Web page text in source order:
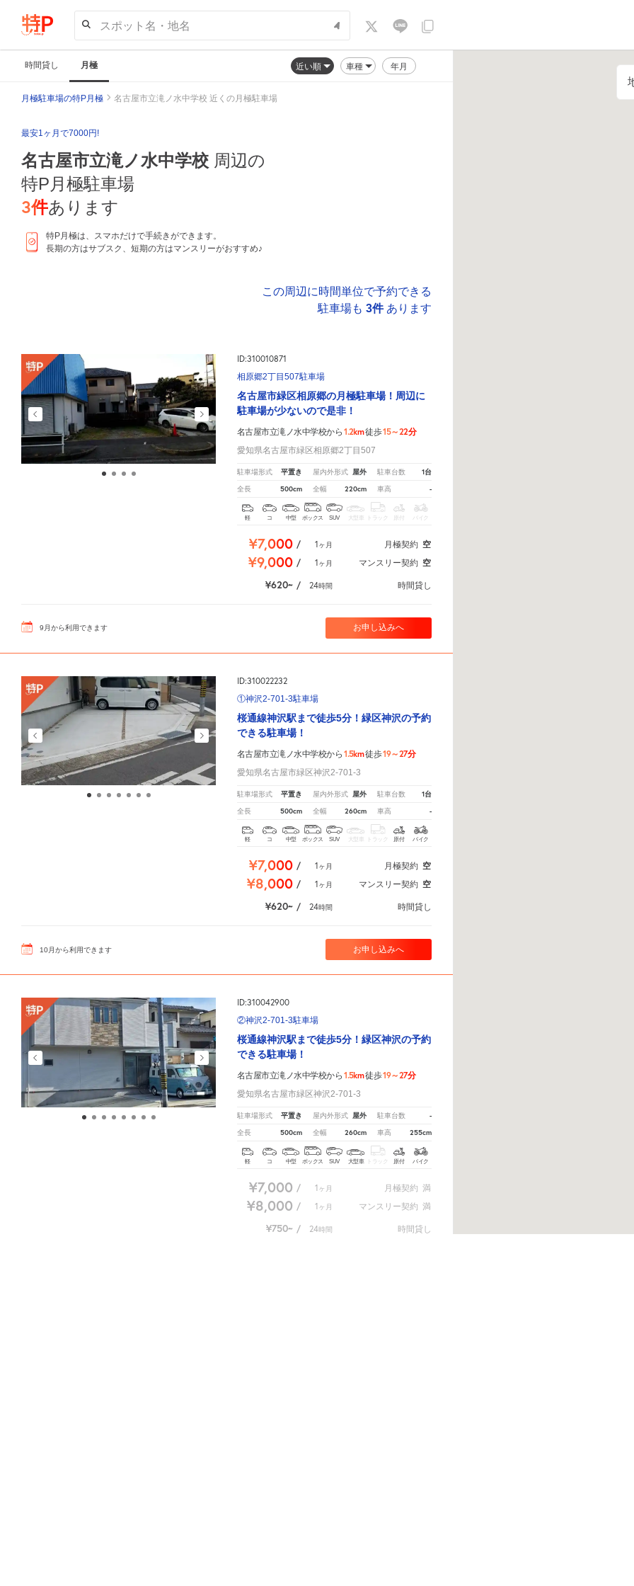
スポット名・地名
時間貸し 月極 近い順 車種 年月
月極駐車場の特P月極 名古屋市立滝ノ水中学校 近くの月極駐車場
最安1ヶ月で7000円!
名古屋市立滝ノ水中学校 周辺の
特P月極駐車場
3件あります
特P月極は、スマホだけで手続きができます。
長期の方はサブスク、短期の方はマンスリーがおすすめ♪
この周辺に時間単位で予約できる
駐車場も 3件あります
ID:310010871
相原郷2丁目507駐車場
名古屋市緑区相原郷の月極駐車場！周辺に
駐車場が少ないので是非！
名古屋市立滝ノ水中学校から 1.2km徒歩15～22分
愛知県名古屋市緑区相原郷2丁目507
駐車場形式 平置き 屋内外形式 屋外 駐車台数 1台
全長 500cm 全幅 220cm 車高 -
軽 コ 中型 ボックス SUV 大型車 トラック 原付 バイク
¥7,000 / 1ヶ月 月極契約 空
¥9,000 / 1ヶ月 マンスリー契約 空
¥620 / 24時間 時間貸し
9 月から利用できます お申し込みへ
ID:310022232
①神沢2-701-3駐車場
桜通線神沢駅まで徒歩5分！緑区神沢の予約
できる駐車場！
名古屋市立滝ノ水中学校から 1.5km徒歩19～27分
愛知県名古屋市緑区神沢2-701-3
駐車場形式 平置き 屋内外形式 屋外 駐車台数 1台
全長 500cm 全幅 260cm 車高 -
軽 コ 中型 ボックス SUV 大型車 トラック 原付 バイク
¥7,000 / 1ヶ月 月極契約 空
¥8,000 / 1ヶ月 マンスリー契約 空
¥620 / 24時間 時間貸し
10月から利用できます お申し込みへ
ID:310042900
②神沢2-701-3駐車場
桜通線神沢駅まで徒歩5分！緑区神沢の予約
できる駐車場！
名古屋市立滝ノ水中学校から 1.5km徒歩19～27分
愛知県名古屋市緑区神沢2-701-3
駐車場形式 平置き 屋内外形式 屋外 駐車台数 -
全長 500cm 全幅 260cm 車高 255cm
軽 コ 中型 ボックス SUV 大型車 トラック 原付 バイク
¥7,000 / 1 ヶ月 月極契約 満
¥8,000 / 1 ヶ月 マンスリー契約 満
¥750 / 24時間 時間貸し